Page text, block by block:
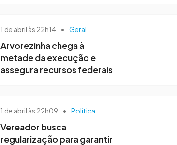
1 de abril às 22h14 • Geral
Arvorezinha chega à
metade da execução e
assegura recursos federais
1 de abril às 22h09 • Política
Vereador busca
regularização para garantir